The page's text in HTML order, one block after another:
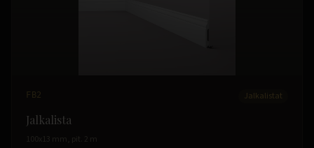
FB2 Jalkalistat
Jalkalista
100x13 mm, pit. 2 m